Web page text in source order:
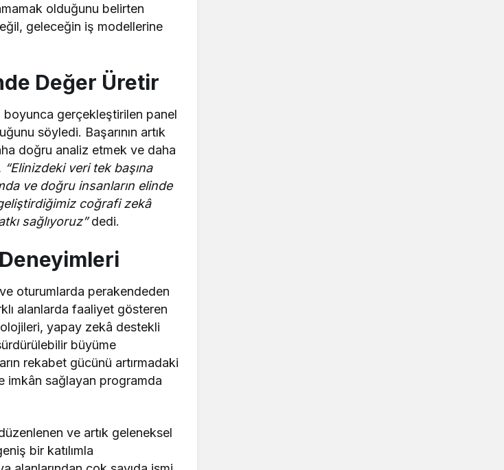
olduğunu belirten
geleceğin iş modellerine
Değer Üretir
boyunca gerçekleştirilen panel
söyledi. Başarının artık
doğru analiz etmek ve daha
“Elinizdeki veri tek başına
ve doğru insanların elinde
coğrafi zekâ
sağlıyoruz”dedi.
oturumlarda perakendeden
alanlarda faaliyet gösteren
yapay zekâ destekli
büyüme
rekabet gücünü artırmadaki
imkân sağlayan programda
ve artık geleneksel
bir katılımla